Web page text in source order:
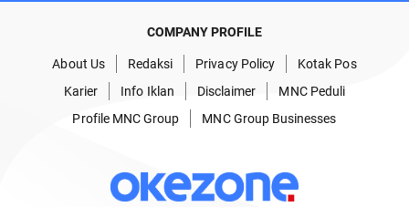
COMPANY PROFILE
About Us Redaksi Privacy Policy
Kotak Pos
Karier
Info Iklan Disclaimer
MNC Peduli
Profile MNC Group
MNC Group Businesses